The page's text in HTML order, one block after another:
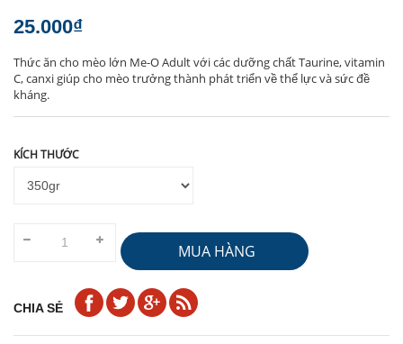
25.000₫
Thức ăn cho mèo lớn Me-O Adult với các dưỡng chất Taurine, vitamin
C, canxi giúp cho mèo trưởng thành phát triển về thể lực và sức đề
kháng.
KÍCH THƯỚC
MUA HÀNG
CHIA SẺ